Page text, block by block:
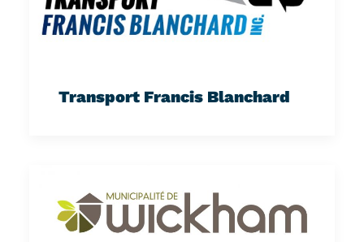
Transport Francis Blanchard